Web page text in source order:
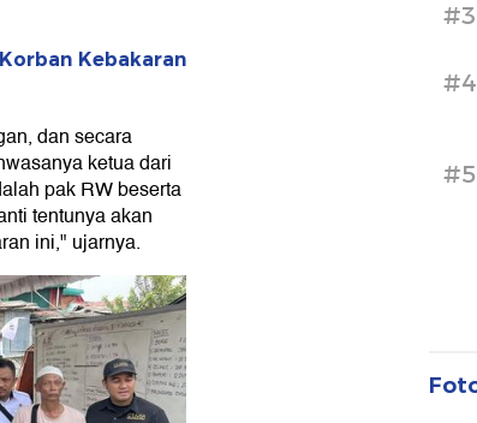
Kebakaran
dan secara
ketua dari
pak RW beserta
tentunya akan
ini," ujarnya.
#3
#4
#5